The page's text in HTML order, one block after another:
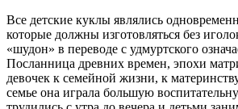
Все детские куклы являлись
которые должны изготовляться без
«шудон» в переводе с удмуртского
Посланница древних времен, эпохи
девочек к семейной жизни, к
семье она играла большую